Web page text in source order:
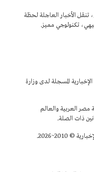
تنقل الأخبار العاجلة لحظة
تكنولوجي مميز.
المسجلة لدى وزارة
العربية والعالم
ذات الصلة.